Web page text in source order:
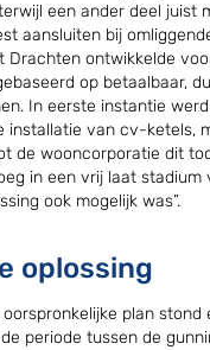
een ander deel juist
aansluiten bij
Drachten ontwikkelde
op betaalbaar,
In eerste instantie
installatie van cv-ketels,
de wooncorporatie dit
in een vrij laat stadium
ook mogelijk was”.
oplossing
oorspronkelijke plan
periode tussen de